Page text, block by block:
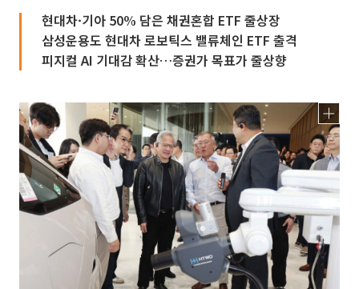
현대차·기아 50% 담은 채권혼합 ETF 줄상장
삼성운용도 현대차 로보틱스 밸류체인 ETF 출격
피지컬 AI 기대감 확산…증권가 목표가 줄상향